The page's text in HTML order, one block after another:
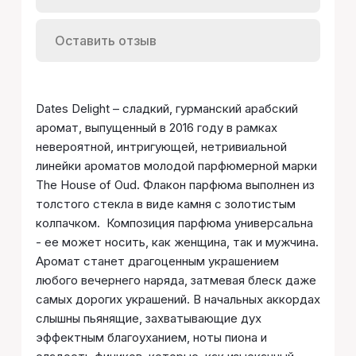
Оставить отзыв
Dates Delight – сладкий, гурманский арабский
аромат, выпущенный в 2016 году в рамках
невероятной, интригующей, нетривиальной
линейки ароматов молодой парфюмерной марки
The House of Oud. Флакон парфюма выполнен из
толстого стекла в виде камня с золотистым
колпачком. Композиция парфюма универсальна
- ее может носить, как женщина, так и мужчина.
Аромат станет драгоценным украшением
любого вечернего наряда, затмевая блеск даже
самых дорогих украшений. В начальных аккордах
слышны пьянящие, захватывающие дух
эффектным благоуханием, ноты пиона и